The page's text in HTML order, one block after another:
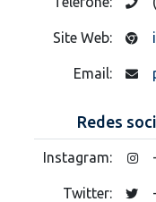
Site Web:
Email:
Redes
Instagram:
Twitter: